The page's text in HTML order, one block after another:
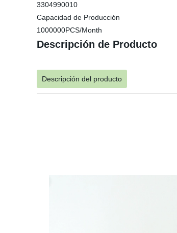
3304990010
Capacidad de Producción
1000000PCS/Month
Descripción de Producto
Descripción del producto